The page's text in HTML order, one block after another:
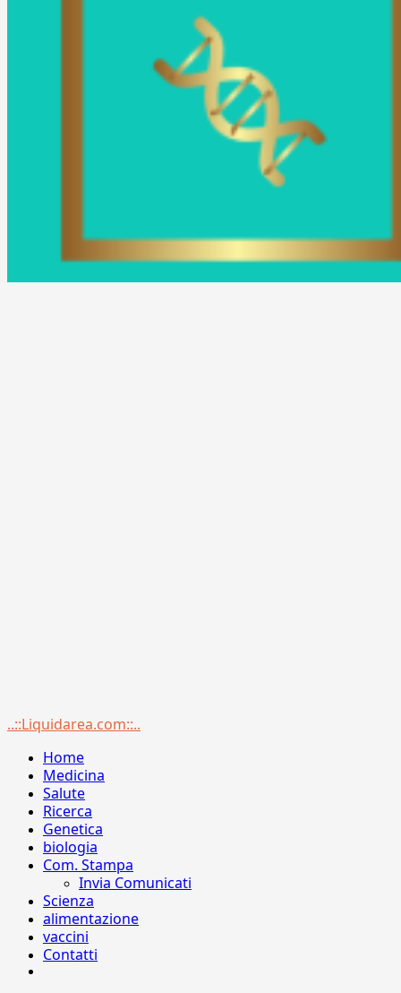
Menu
..::Liquidarea.com::..
Home
Medicina
Salute
Ricerca
Genetica
biologia
Com. Stampa
Invia Comunicati
Scienza
alimentazione
vaccini
Contatti